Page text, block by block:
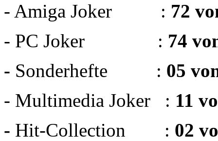
- Amiga Joker : 72
- PC Joker : 74
- Sonderhefte : 05
- Multimedia Joker : 11
- Hit-Collection : 02